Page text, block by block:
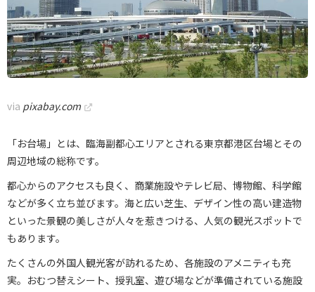
via pixabay.com
「お台場」とは、臨海副都心エリアとされる東京都港区台場とその
周辺地域の総称です。
都心からのアクセスも良く、商業施設やテレビ局、博物館、科学館
などが多く立ち並びます。海と広い芝生、デザイン性の高い建造物
といった景観の美しさが人々を惹きつける、人気の観光スポットで
もあります。
たくさんの外国人観光客が訪れるため、各施設のアメニティも充
実。おむつ替えシート、授乳室、遊び場などが準備されている施設